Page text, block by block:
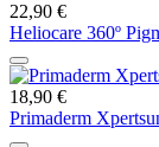
22,90 €
Heliocare 360º
18,90 €
Primaderm